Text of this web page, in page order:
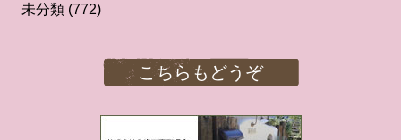
未分類 (772)
こちらもどうぞ